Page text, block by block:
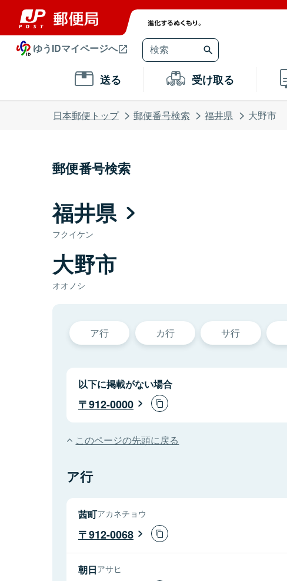
ゆうIDマイページへ
送る 受け取る
日本郵便トップ 郵便番号検索 福井県 大野市
郵便番号検索
福井県
フクイケン
大野市
オオノシ
ア行 カ行 サ行
以下に掲載がない場合
912-0000
このページの先頭に戻る
ア行
茜町アカネチョウ
912-0068
朝日アサヒ